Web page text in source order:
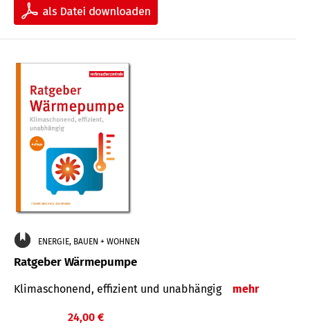
ENERGIE, BAUEN + WOHNEN
Ratgeber Wärmepumpe
Klimaschonend, effizient und unabhängig mehr
24,00 €